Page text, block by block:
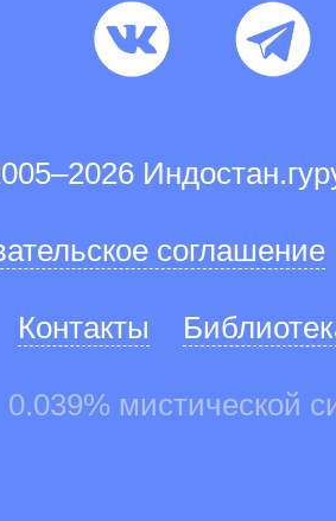
соглашение
Контакты
0.039% мистической